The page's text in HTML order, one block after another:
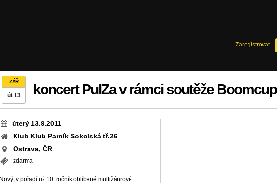
Zaregistrovat
ZÁŘ
út 13 koncert PulZa v rámci soutěže Boomcup
úterý 13.9.2011
Klub Klub Parník Sokolská tř.26
Ostrava, ČR
zdarma
Nový, v pořadí už 10. ročník oblíbené multižánrové